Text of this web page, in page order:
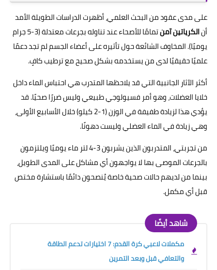
على مدى عقود من البحث العلمي، أظهرت الدراسات الطويلة الأمد
أنالكرياتين آمن
تمامًا للأصحاء عند تناوله بجرعات معتدلة (3-5 جرام
يوميًا). المخاوف الشائعة حول تأثيره على أعضاء الجسم لم تجد دعمًا
علميًا حقيقيًا لدى من يستخدمه بشكل صحيح مع ترطيب كافٍ.
أكثر الآثار الجانبية التي قد يلاحظها المتدرب هي احتباس الماء داخل
خلايا العضلات، وهو أمر فسيولوجي طبيعي وليس ضررًا صحيًا. قد
يؤدي هذا لزيادة طفيفة في الوزن (1-2 كيلو) خلال الأسابيع الأولى،
وهي زيادة في الماء العضلي وليست دهونًا.
من تجربتي، المتدربون الذين يشربون 3-4 لتر ماء يوميًا ويلتزمون
بالجرعات الموصى بها لا يواجهون أي مشاكل على المدى الطويل،
بينما من لديهم حالات صحية خاصة يُنصحون دائمًا باستشارة مختص
قبل أي مكمل.
شاهد أيضًا
مكملات لاعبي كرة القدم: 7 اختيارات تدعم الطاقة
والتعافي قبل وبعد التمرين